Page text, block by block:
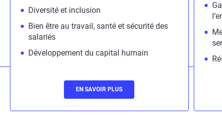
Diversité et inclusion
Bien être au travail, santé et sécurité des
salariés
Développement du capital humain
EN SAVOIR PLUS